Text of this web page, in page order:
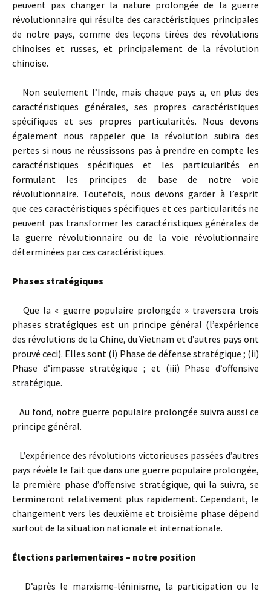
peuvent pas changer la nature prolongée de la guerre
révolutionnaire qui résulte des caractéristiques principales
de notre pays, comme des leçons tirées des révolutions
chinoises et russes, et principalement de la révolution
chinoise.
Non seulement l’Inde, mais chaque pays a, en plus des
caractéristiques générales, ses propres caractéristiques
spécifiques et ses propres particularités. Nous devons
également nous rappeler que la révolution subira des
pertes si nous ne réussissons pas à prendre en compte les
caractéristiques spécifiques et les particularités en
formulant les principes de base de notre voie
révolutionnaire. Toutefois, nous devons garder à l’esprit
que ces caractéristiques spécifiques et ces particularités ne
peuvent pas transformer les caractéristiques générales de
la guerre révolutionnaire ou de la voie révolutionnaire
déterminées par ces caractéristiques.
Phases stratégiques
Que la « guerre populaire prolongée » traversera trois
phases stratégiques est un principe général (l’expérience
des révolutions de la Chine, du Vietnam et d’autres pays ont
prouvé ceci). Elles sont (i) Phase de défense stratégique ; (ii)
Phase d’impasse stratégique ; et (iii) Phase d’offensive
stratégique.
Au fond, notre guerre populaire prolongée suivra aussi ce
principe général.
L’expérience des révolutions victorieuses passées d’autres
pays révèle le fait que dans une guerre populaire prolongée,
la première phase d’offensive stratégique, qui la suivra, se
termineront relativement plus rapidement. Cependant, le
changement vers les deuxième et troisième phase dépend
surtout de la situation nationale et internationale.
Élections parlementaires – notre position
D’après le marxisme-léninisme, la participation ou le